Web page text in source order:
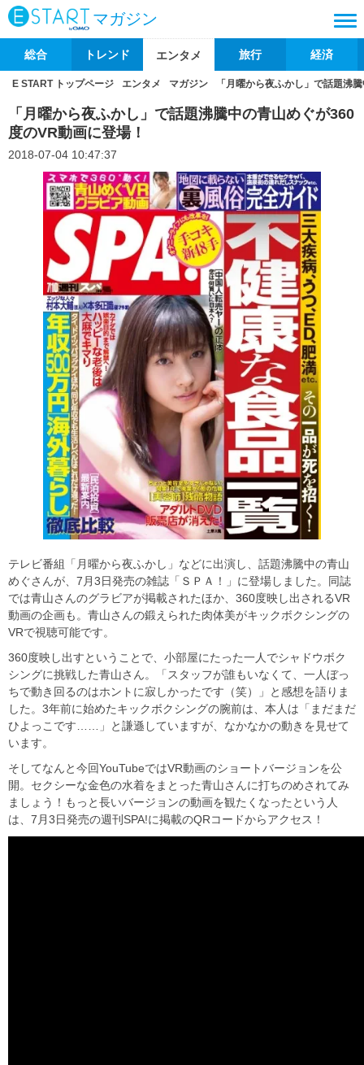
マガジン
総合 トレンド エンタメ 旅行 経済
E START トップページ エンタメ マガジン 「月曜から夜ふかし」で話題沸
「月曜から夜ふかし」で話題沸騰中の青山めぐが360
度のVR動画に登場！
2018-07-04 10:47:37
テレビ番組「月曜から夜ふかし」などに出演し、話題沸騰中の青山
めぐさんが、7月3日発売の雑誌「ＳＰＡ！」に登場しました。同誌
では青山さんのグラビアが掲載されたほか、360度映し出されるVR
動画の企画も。青山さんの鍛えられた肉体美がキックボクシングの
VRで視聴可能です。
360度映し出すということで、小部屋にたった一人でシャドウボク
シングに挑戦した青山さん。「スタッフが誰もいなくて、一人ぼっ
ちで動き回るのはホントに寂しかったです（笑）」と感想を語りま
した。3年前に始めたキックボクシングの腕前は、本人は「まだまだ
ひよっこです……」と謙遜していますが、なかなかの動きを見せて
います。
そしてなんと今回YouTubeではVR動画のショートバージョンを公
開。セクシーな金色の水着をまとった青山さんに打ちのめされてみ
ましょう！もっと長いバージョンの動画を観たくなったという人
は、7月3日発売の週刊SPA!に掲載のQRコードからアクセス！